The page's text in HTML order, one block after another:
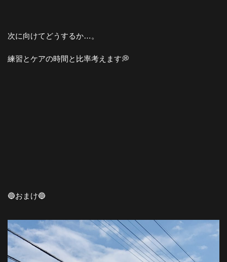
次に向けてどうするか…。
練習とケアの時間と比率考えます💭
🔵おまけ🔵